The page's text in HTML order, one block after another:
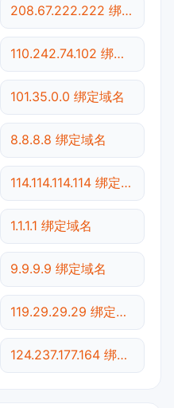
208.67.222.222 绑定域名
110.242.74.102 绑定域名
101.35.0.0 绑定域名
8.8.8.8 绑定域名
114.114.114.114 绑定域名
1.1.1.1 绑定域名
9.9.9.9 绑定域名
119.29.29.29 绑定域名
124.237.177.164 绑定域名